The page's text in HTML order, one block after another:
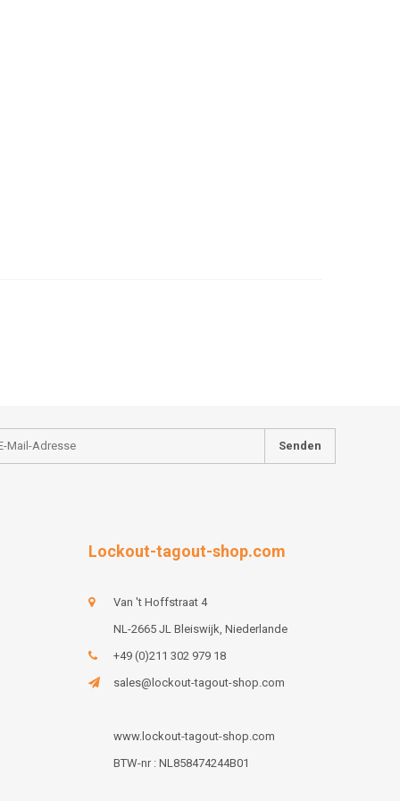
Senden
Lockout-tagout-shop.com
Van 't Hoffstraat 4
NL-2665 JL Bleiswijk, Niederlande
+49 (0)211 302 979 18
sales@lockout-tagout-shop.com
www.lockout-tagout-shop.com
BTW-nr : NL858474244B01